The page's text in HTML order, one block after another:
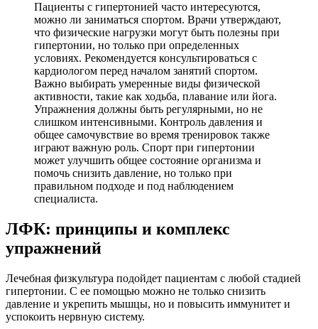
Пациенты с гипертонией часто интересуются,
можно ли заниматься спортом. Врачи утверждают,
что физические нагрузки могут быть полезны при
гипертонии, но только при определенных
условиях. Рекомендуется консультироваться с
кардиологом перед началом занятий спортом.
Важно выбирать умеренные виды физической
активности, такие как ходьба, плавание или йога.
Упражнения должны быть регулярными, но не
слишком интенсивными. Контроль давления и
общее самочувствие во время тренировок также
играют важную роль. Спорт при гипертонии
может улучшить общее состояние организма и
помочь снизить давление, но только при
правильном подходе и под наблюдением
специалиста.
ЛФК: принципы и комплекс
упражнений
Лечебная физкультура подойдет пациентам с любой стадией
гипертонии. С ее помощью можно не только снизить
давление и укрепить мышцы, но и повысить иммунитет и
успокоить нервную систему.